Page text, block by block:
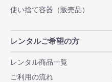
使い捨て容器（販売品）
レンタルご希望の方
レンタル商品一覧
ご利用の流れ